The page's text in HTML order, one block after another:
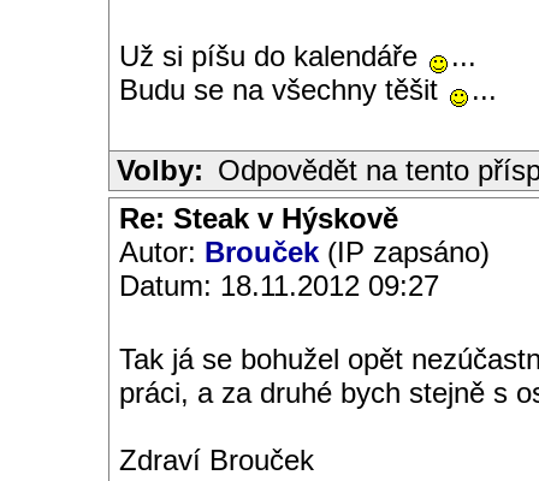
Už si píšu do kalendáře
...
Budu se na všechny těšit
...
Volby: Odpovědět na tento
Re: Steak v Hýskově
Autor: Brouček (IP zapsáno)
Datum: 18.11.2012 09:27
Tak já se bohužel opět
práci, a za druhé bych stejně s
Zdraví Brouček